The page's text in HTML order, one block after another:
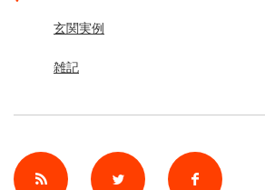
玄関実例
雑記
Twitter